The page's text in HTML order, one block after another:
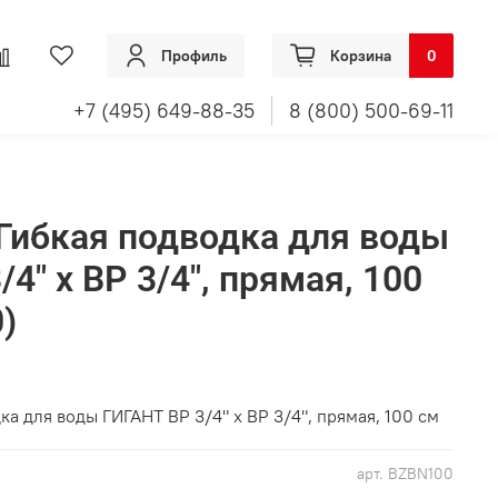
Профиль Корзина 0
+7 (495) 649-88-35 8 (800) 500-69-11
арт. BZBN100
подводка для воды
х ВР 3/4", прямая, 100
для воды ГИГАНТ ВР 3/4" х ВР 3/4", прямая, 100 см